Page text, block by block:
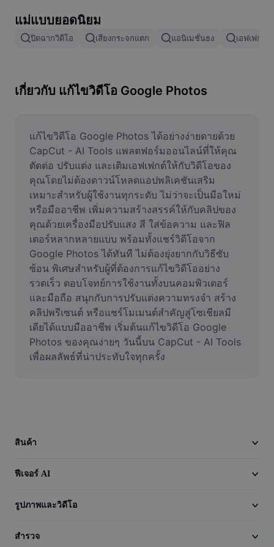
ผสานรูปภาพ
ปรับขนาดรูปภาพ
เครื่องมือสร้างมีม
AI Text Remover
AI People Remover
AI Inpainting
Face Cutout
วิดีโอ
ลบพื้นหลังวิดีโอ
ปรับปรุงคุณภาพ
เครื่องมือตัดต่อวิดีโอ
เครื่องมือแปลงวิดีโอ
แม่แบบยอดนิยม
ปิดฉากวิดีโอ เสียงกระจกแตก แอนิเมชั่นธง เอฟเฟกต์
เกี่ยวกับ แก้ไขวิดีโอ Google Photos
แก้ไขวิดีโอ Google Photos ได้อย่างง่ายดายด้วย
CapCut - AI Tools แพลตฟอร์มออนไลน์ที่ให้คุณ
ตัดต่อ ปรับแต่ง และเติมเอฟเฟกต์ให้กับวิดีโอของ
คุณโดยไม่ต้องดาวน์โหลดแอปพลิเคชันเสริม
เหมาะสำหรับผู้ใช้งานทุกระดับ ไม่ว่าจะเป็นมือใหม่
หรือมืออาชีพ เพิ่มความสร้างสรรค์ให้กับคลิปของ
คุณด้วยเครื่องมือปรับแสง สี ใส่ข้อความ และฟิล
เตอร์หลากหลายแบบ พร้อมทั้งแชร์วิดีโอจาก
Google Photos ได้ทันที ไม่ต้องยุ่งยากกับวิธีซับ
ซ้อน พิเศษสำหรับผู้ที่ต้องการแก้ไขวิดีโออย่าง
รวดเร็ว ตอบโจทย์การใช้งานทั้งบนคอมพิวเตอร์
และมือถือ สนุกกับการปรับแต่งความทรงจำ สร้าง
คลิปพรีเซนต์ หรือแชร์โมเมนต์สำคัญสู่โซเชียลมี
เดียได้แบบมืออาชีพ เริ่มต้นแก้ไขวิดีโอ Google
Photos ของคุณง่ายๆ วันนี้บน CapCut - AI Tools
เพื่อผลลัพธ์ที่น่าประทับใจทุกครั้ง
สินค้า
ฟีเจอร์ AI
รูปภาพและวิดีโอ
สำรวจ